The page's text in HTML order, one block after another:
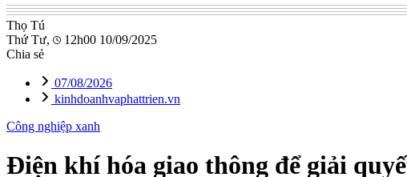
Thọ Tú
Thứ Tư,
12h00 10/09/2025
Chia sẻ
07/08/2026
kinhdoanhvaphattrien.vn
Công nghiệp xanh
Điện khí hóa giao thông để giải